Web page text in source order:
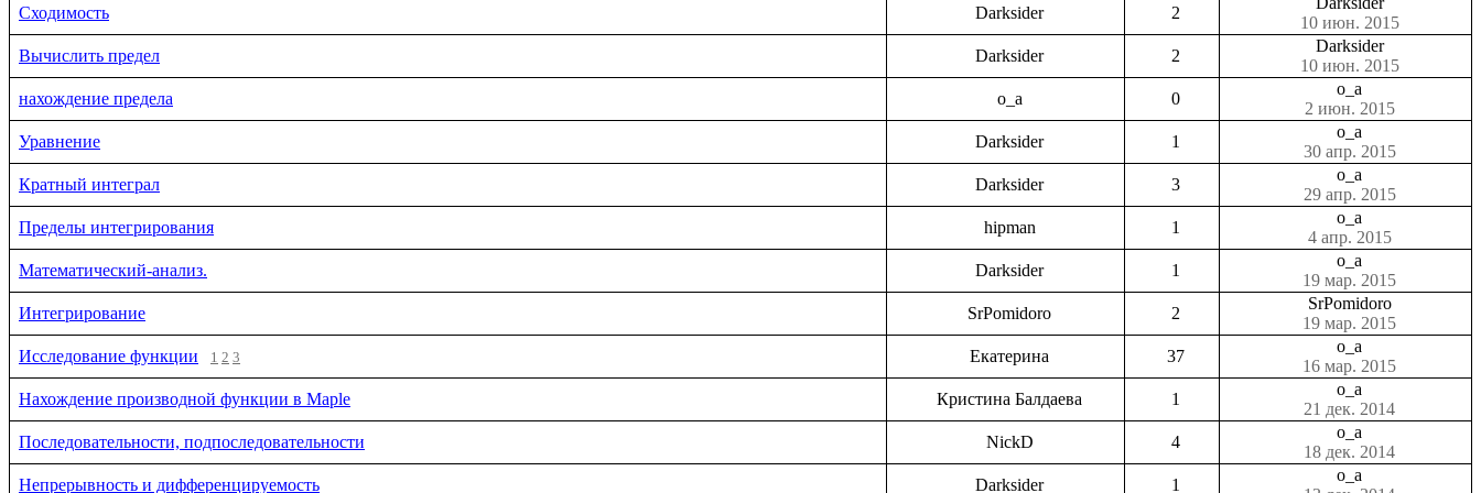
Сходимость
Darksider 2
10 июн. 2015
Вычислить предел
Darksider 2
Darksider
10 июн. 2015
нахождение предела
o_a 0
o_a
2 июн. 2015
Уравнение
Darksider 1
o_a
30 апр. 2015
Кратный интеграл
Darksider 3
o_a
29 апр. 2015
Пределы интегрирования
hipman 1
o_a
4 апр. 2015
Математический-анализ.
Darksider 1
o_a
19 мар. 2015
Интегрирование
SrPomidoro 2
SrPomidoro
19 мар. 2015
Исследование функции
1 2 3 Екатерина 37
o_a
16 мар. 2015
Нахождение производной функции в Maple
Кристина Балдаева 1
o_a
21 дек. 2014
Последовательности, подпоследовательности
NickD 4
o_a
18 дек. 2014
Непрерывность и дифференцируемость
Darksider 1
o_a